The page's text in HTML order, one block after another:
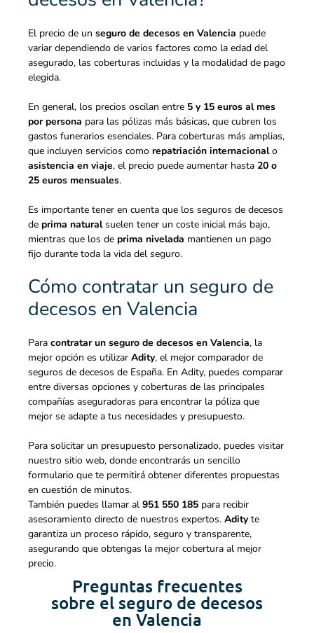
El precio de un seguro de decesos en Valencia puede
variar dependiendo de varios factores como la edad del
asegurado, las coberturas incluidas y la modalidad de pago
elegida.
En general, los precios oscilan entre 5 y 15 euros al mes
por persona para las pólizas más básicas, que cubren los
gastos funerarios esenciales. Para coberturas más amplias,
que incluyen servicios como repatriación internacionalo
asistencia en viaje, el precio puede aumentar hasta 20 o
25 euros mensuales.
Es importante tener en cuenta que los seguros de decesos
de prima naturalsuelen tener un coste inicial más bajo,
mientras que los de prima nivelada mantienen un pago
fijo durante toda la vida del seguro.
Cómo contratar un seguro de
decesos en Valencia
Para contratar un seguro de decesos en Valencia, la
mejor opción es utilizar Adity, el mejor comparador de
seguros de decesos de España. En Adity, puedes comparar
entre diversas opciones y coberturas de las principales
compañías aseguradoras para encontrar la póliza que
mejor se adapte a tus necesidades y presupuesto.
Para solicitar un presupuesto personalizado, puedes visitar
nuestro sitio web, donde encontrarás un sencillo
formulario que te permitirá obtener diferentes propuestas
en cuestión de minutos.
También puedes llamar al 951 550 185 para recibir
asesoramiento directo de nuestros expertos. Adity te
garantiza un proceso rápido, seguro y transparente,
asegurando que obtengas la mejor cobertura al mejor
precio.
Preguntas frecuentes
sobre el seguro de decesos
en Valencia